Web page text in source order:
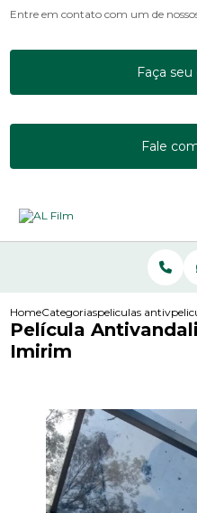
Entre em contato com um de
Faça
Fale
HomeCategoriaspeliculas
Película
Imirim